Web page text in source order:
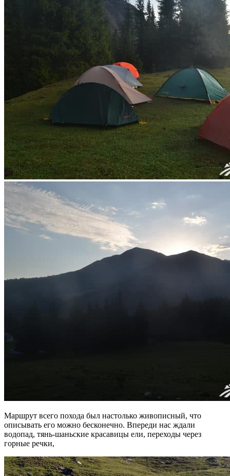
Маршрут всего похода был настолько живописный, что
описывать его можно бесконечно. Впереди нас ждали
водопад, тянь-шаньские красавицы ели, переходы через
горные речки,